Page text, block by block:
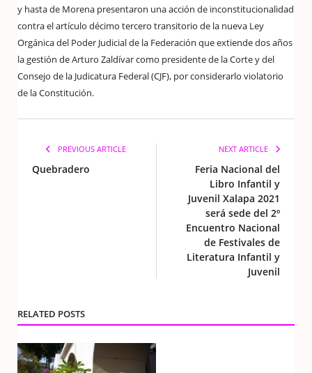
y hasta de Morena presentaron una acción de inconstitucionalidad
contra el artículo décimo tercero transitorio de la nueva Ley
Orgánica del Poder Judicial de la Federación que extiende dos años
la gestión de Arturo Zaldívar como presidente de la Corte y del
Consejo de la Judicatura Federal (CJF), por considerarlo violatorio
de la Constitución.
PREVIOUS ARTICLE
Quebradero
NEXT ARTICLE
Feria Nacional del
Libro Infantil y
Juvenil Xalapa 2021
será sede del 2º
Encuentro Nacional
de Festivales de
Literatura Infantil y
Juvenil
RELATED POSTS